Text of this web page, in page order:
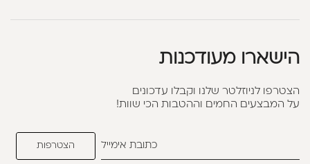
הישארו מעודכנות
הצטרפו לניוזלטר שלנו וקבלו עדכונים
על המבצעים החמים וההטבות הכי שוות!